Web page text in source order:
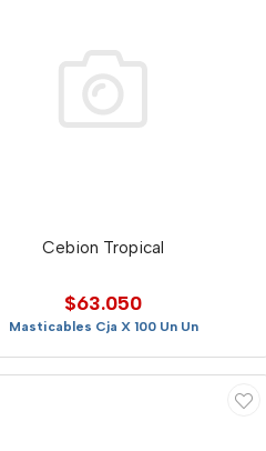
Cebion Tropical
$63.050
Masticables Cja X 100 Un Un